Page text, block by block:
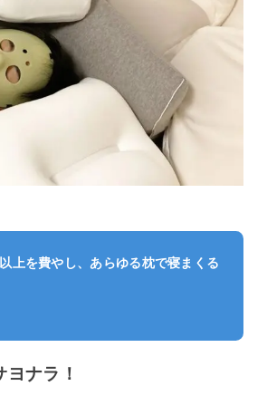
上を費やし、あらゆる枕で寝まくる
ナラ！